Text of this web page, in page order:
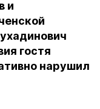
и
гостя
нарушил